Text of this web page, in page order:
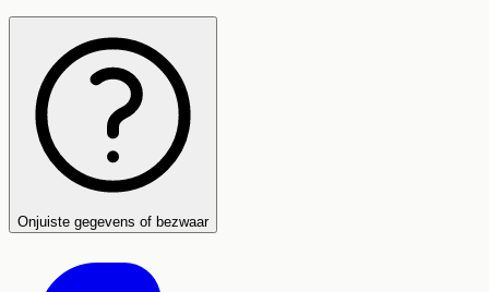
Onjuiste gegevens of bezwaar